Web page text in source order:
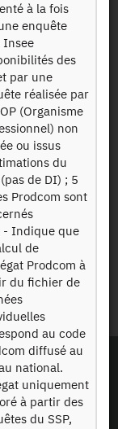
à la fois
enquête
Insee
des
par une
réalisée par
(Organisme
non
ou issus
du
de DI) ; 5
Prodcom sont
- Indique que
de
Prodcom à
du fichier de
au code
diffusé au
national.
uniquement
à partir des
du SSP,